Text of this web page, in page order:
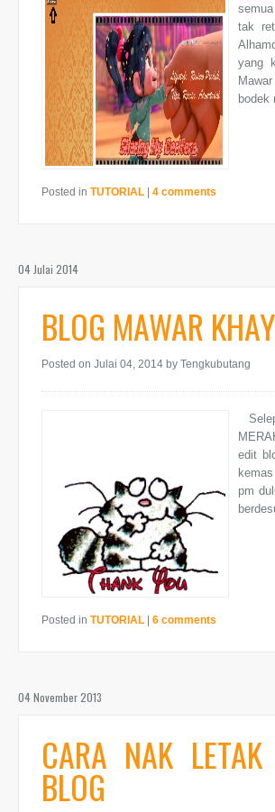
tak
yang
bodek
Posted in TUTORIAL | 4 comments
04 Julai 2014
BLOG MAWAR
Posted on Julai 04, 2014 by Tengkubutang
edit
pm
Posted in TUTORIAL | 6 comments
04 November 2013
CARA NAK
BLOG